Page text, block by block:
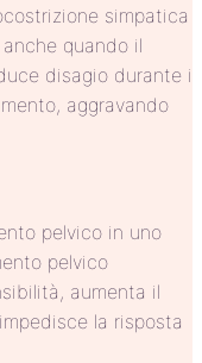
simpatica
quando il
disagio durante i
aggravando
pelvico in uno
pelvico
aumenta il
la risposta